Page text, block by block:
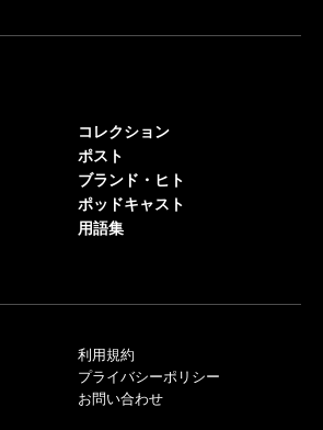
コレクション
ポスト
ブランド・ヒト
ポッドキャスト
用語集
利用規約
プライバシーポリシー
お問い合わせ